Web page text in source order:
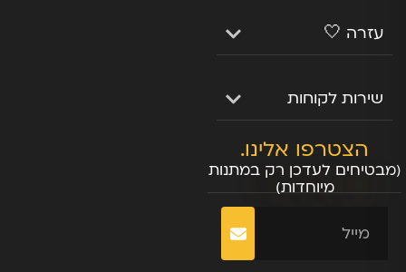
עזרה 🤍
שירות לקוחות
הצטרפו אלינו.
(מבטיחים לעדכן רק במתנות
מיוחדות)
שליחה